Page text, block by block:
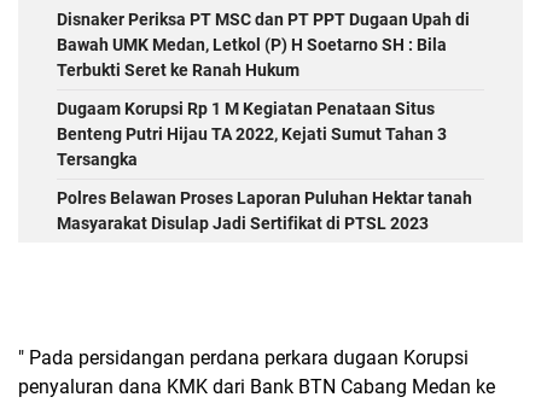
Disnaker Periksa PT MSC dan PT PPT Dugaan Upah di
Bawah UMK Medan, Letkol (P) H Soetarno SH : Bila
Terbukti Seret ke Ranah Hukum
Dugaam Korupsi Rp 1 M Kegiatan Penataan Situs
Benteng Putri Hijau TA 2022, Kejati Sumut Tahan 3
Tersangka
Polres Belawan Proses Laporan Puluhan Hektar tanah
Masyarakat Disulap Jadi Sertifikat di PTSL 2023
" Pada persidangan perdana perkara dugaan Korupsi
penyaluran dana KMK dari Bank BTN Cabang Medan ke